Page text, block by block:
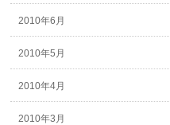
2010年6月
2010年5月
2010年4月
2010年3月